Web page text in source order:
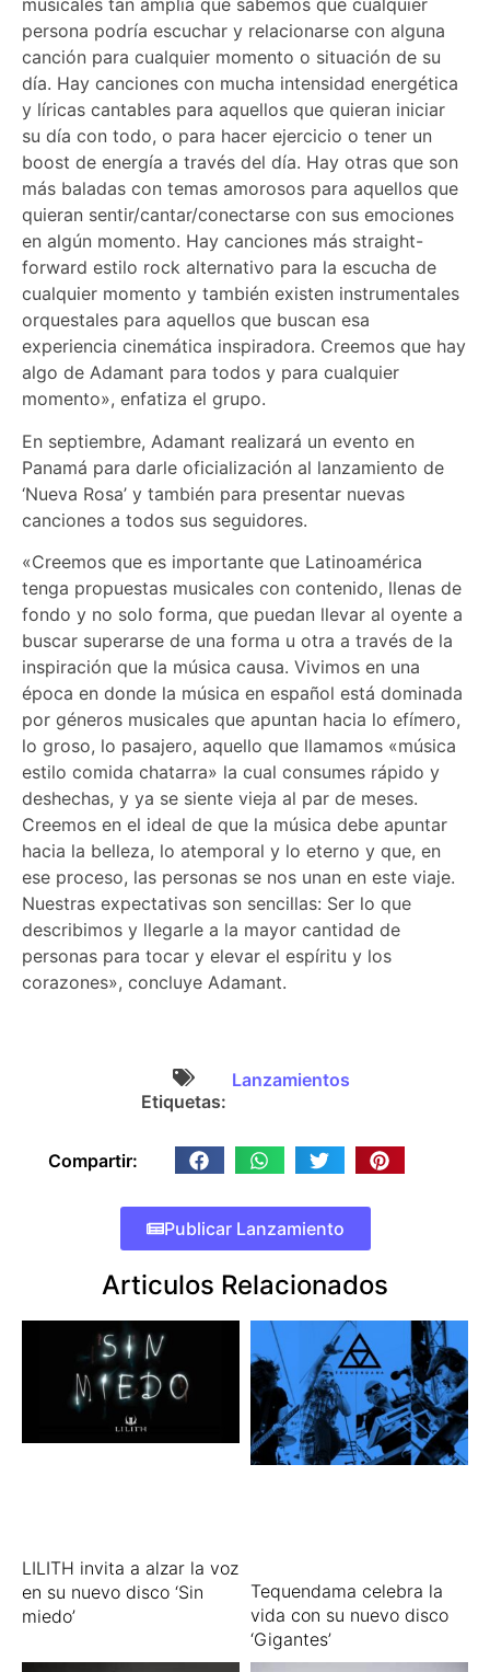
musicales tan amplia que sabemos que cualquier
persona podría escuchar y relacionarse con alguna
canción para cualquier momento o situación de su
día. Hay canciones con mucha intensidad energética
y líricas cantables para aquellos que quieran iniciar
su día con todo, o para hacer ejercicio o tener un
boost de energía a través del día. Hay otras que son
más baladas con temas amorosos para aquellos que
quieran sentir/cantar/conectarse con sus emociones
en algún momento. Hay canciones más straight-
forward estilo rock alternativo para la escucha de
cualquier momento y también existen instrumentales
orquestales para aquellos que buscan esa
experiencia cinemática inspiradora. Creemos que hay
algo de Adamant para todos y para cualquier
momento», enfatiza el grupo.
En septiembre, Adamant realizará un evento en
Panamá para darle oficialización al lanzamiento de
‘Nueva Rosa’ y también para presentar nuevas
canciones a todos sus seguidores.
«Creemos que es importante que Latinoamérica
tenga propuestas musicales con contenido, llenas de
fondo y no solo forma, que puedan llevar al oyente a
buscar superarse de una forma u otra a través de la
inspiración que la música causa. Vivimos en una
época en donde la música en español está dominada
por géneros musicales que apuntan hacia lo efímero,
lo groso, lo pasajero, aquello que llamamos «música
estilo comida chatarra» la cual consumes rápido y
deshechas, y ya se siente vieja al par de meses.
Creemos en el ideal de que la música debe apuntar
hacia la belleza, lo atemporal y lo eterno y que, en
ese proceso, las personas se nos unan en este viaje.
Nuestras expectativas son sencillas: Ser lo que
describimos y llegarle a la mayor cantidad de
personas para tocar y elevar el espíritu y los
corazones», concluye Adamant.
Etiquetas:
Lanzamientos
Compartir:
Publicar Lanzamiento
Articulos Relacionados
LILITH invita a alzar la voz
en su nuevo disco ‘Sin
miedo’
Tequendama celebra la
vida con su nuevo disco
‘Gigantes’